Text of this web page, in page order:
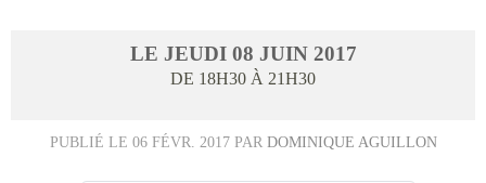
LE JEUDI 08 JUIN 2017
DE 18H30 À 21H30
PUBLIÉ LE 06 FÉVR. 2017PAR DOMINIQUE AGUILLON